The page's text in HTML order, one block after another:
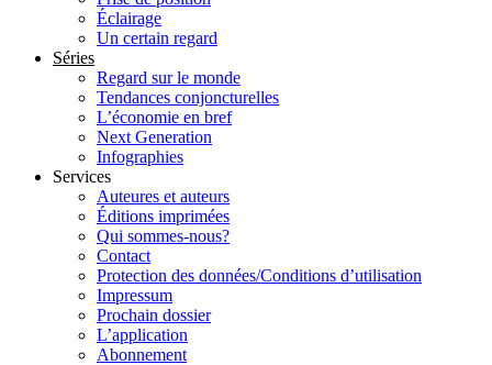
Éclairage
Un certain regard
Séries
Regard sur le monde
Tendances conjoncturelles
L’économie en bref
Next Generation
Infographies
Services
Auteures et auteurs
Éditions imprimées
Qui sommes-nous?
Contact
Protection des données/Conditions d’utilisation
Impressum
Prochain dossier
L’application
Abonnement